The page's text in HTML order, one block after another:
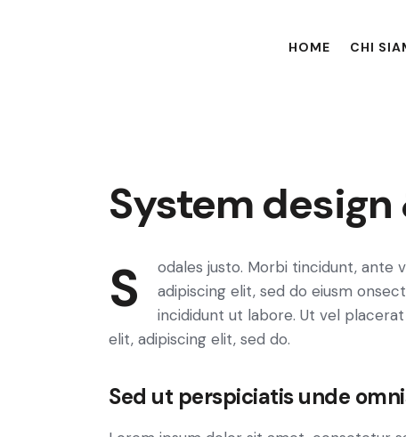
HOME CHI
System
sodales justo. Morbi tincidunt, ante vel suscipit volutpat, turpis enim volutp. Sectetur
adipiscing elit, sed do eiusm
incididunt ut labore. Ut vel
elit, adipiscing elit, sed do.
Sed ut perspiciatis unde